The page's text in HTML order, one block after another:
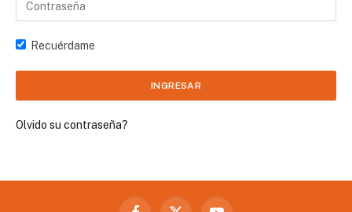
Recuérdame
Olvido su contraseña?